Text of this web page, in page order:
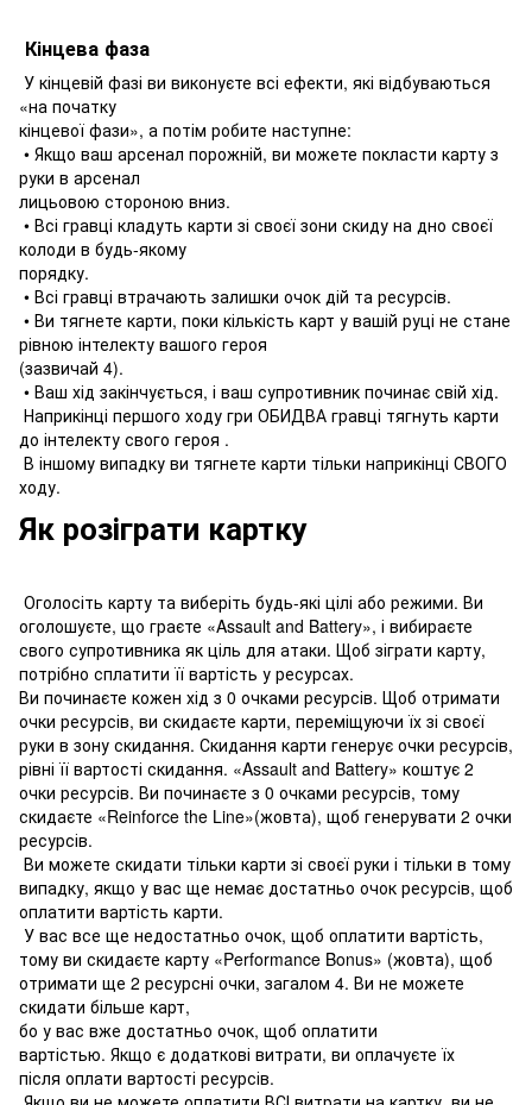
Кінцева фаза
У кінцевій фазі ви виконуєте всі ефекти, які відбуваються
«на початку
кінцевої фази», а потім робите наступне:
• Якщо ваш арсенал порожній, ви можете покласти карту з
руки в арсенал
лицьовою стороною вниз.
• Всі гравці кладуть карти зі своєї зони скиду на дно своєї
колоди в будь-якому
порядку.
• Всі гравці втрачають залишки очок дій та ресурсів.
• Ви тягнете карти, поки кількість карт у вашій руці не стане
рівною інтелекту вашого героя
(зазвичай 4).
• Ваш хід закінчується, і ваш супротивник починає свій хід.
Наприкінці першого ходу гри ОБИДВА гравці тягнуть карти
до інтелекту свого героя .
В іншому випадку ви тягнете карти тільки наприкінці СВОГО
ходу.
Як розіграти картку
Оголосіть карту та виберіть будь-які цілі або режими. Ви
оголошуєте, що граєте «Assault and Battery», і вибираєте
свого супротивника як ціль для атаки. Щоб зіграти карту,
потрібно сплатити її вартість у ресурсах.
Ви починаєте кожен хід з 0 очками ресурсів. Щоб отримати
очки ресурсів, ви скидаєте карти, переміщуючи їх зі своєї
руки в зону скидання. Скидання карти генерує очки ресурсів,
рівні її вартості скидання. «Assault and Battery» коштує 2
очки ресурсів. Ви починаєте з 0 очками ресурсів, тому
скидаєте «Reinforce the Line»(жовта), щоб генерувати 2 очки
ресурсів.
Ви можете скидати тільки карти зі своєї руки і тільки в тому
випадку, якщо у вас ще немає достатньо очок ресурсів, щоб
оплатити вартість карти.
У вас все ще недостатньо очок, щоб оплатити вартість,
тому ви скидаєте карту «Performance Bonus» (жовта), щоб
отримати ще 2 ресурсні очки, загалом 4. Ви не можете
скидати більше карт,
бо у вас вже достатньо очок, щоб оплатити
вартістью. Якщо є додаткові витрати, ви оплачуєте їх
після оплати вартості ресурсів.